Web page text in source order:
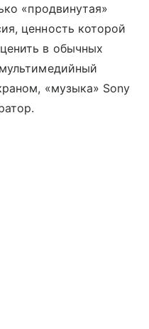
«продвинутая»
ценность которой
в обычных
«музыка» Sony